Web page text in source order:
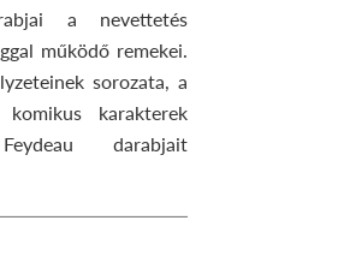
a nevettetés
működő remekei.
sorozata, a
karakterek
darabjait